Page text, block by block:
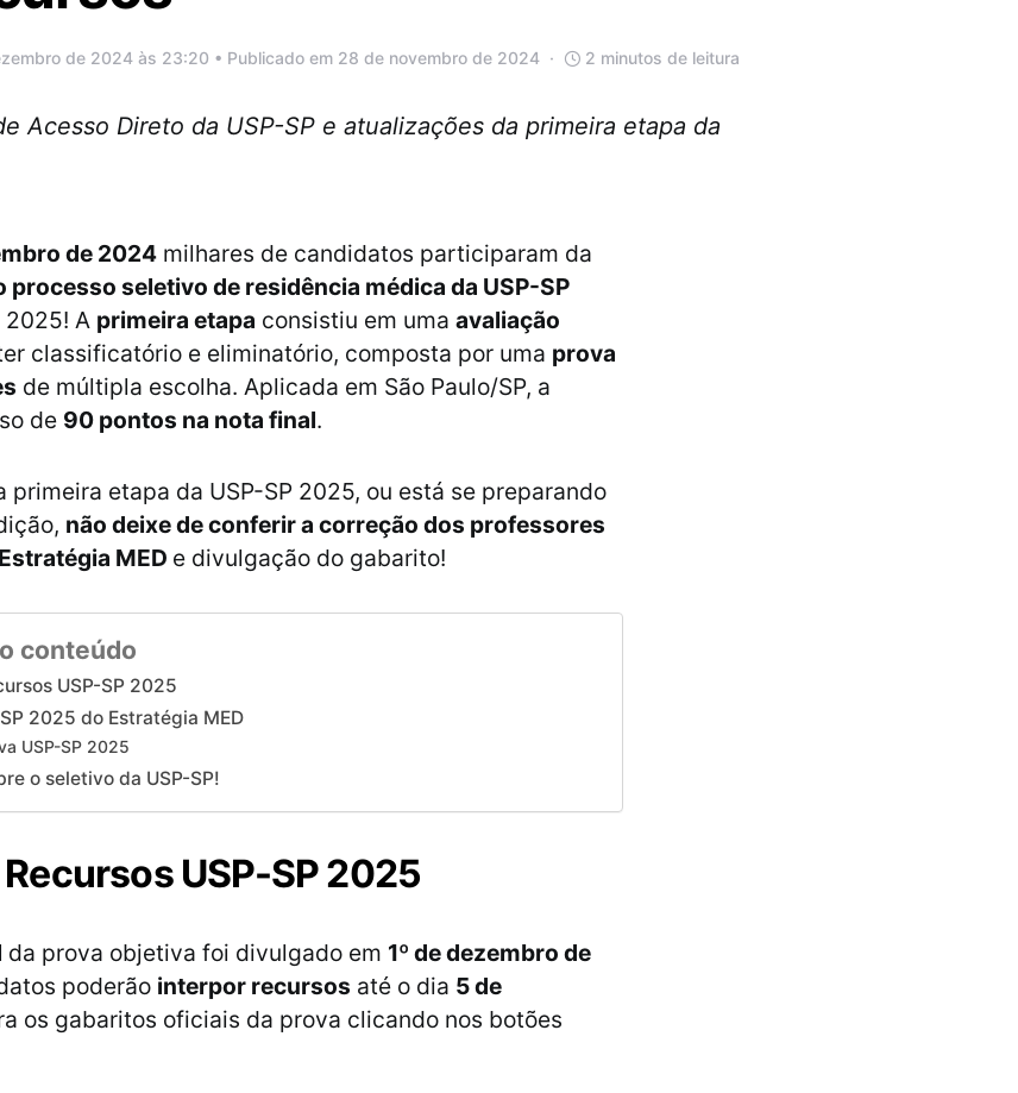
de 2024 às 23:20 • Publicado em 28 de novembro de 2024 2 minutos de leitura
Acesso Direto da USP-SP e atualizações da primeira etapa da
de 2024 milhares de candidatos participaram da
processo seletivo de residência médica da USP-SP
2025! A primeira etapa consistiu em uma avaliação
classificatório e eliminatório, composta por uma prova
de múltipla escolha. Aplicada em São Paulo/SP, a
de 90 pontos na nota final.
primeira etapa da USP-SP 2025, ou está se preparando
não deixe de conferir a correção dos professores
MED e divulgação do gabarito!
conteúdo
USP-SP 2025
2025 do Estratégia MED
USP-SP 2025
o seletivo da USP-SP!
USP-SP 2025
da prova objetiva foi divulgado em 1º de dezembro de
poderão interpor recursos até o dia 5 de
os gabaritos oficiais da prova clicando nos botões